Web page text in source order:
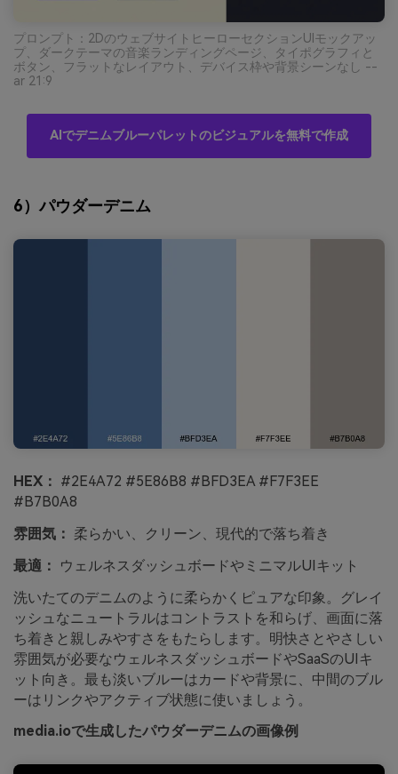
プロンプト：2DのウェブサイトヒーローセクションUIモックアッ
プ、ダークテーマの音楽ランディングページ、タイポグラフィと
ボタン、フラットなレイアウト、デバイス枠や背景シーンなし --
ar 21:9
AIでデニムブルーパレットのビジュアルを無料で作成
6）パウダーデニム
HEX： #2E4A72 #5E86B8 #BFD3EA #F7F3EE
#B7B0A8
雰囲気： 柔らかい、クリーン、現代的で落ち着き
最適：
ウェルネスダッシュボードやミニマルUIキット
洗いたてのデニムのように柔らかくピュアな印象。グレイ
ッシュなニュートラルはコントラストを和らげ、画面に落
ち着きと親しみやすさをもたらします。明快さとやさしい
雰囲気が必要なウェルネスダッシュボードやSaaSのUIキ
ット向き。最も淡いブルーはカードや背景に、中間のブル
ーはリンクやアクティブ状態に使いましょう。
media.ioで生成したパウダーデニムの画像例